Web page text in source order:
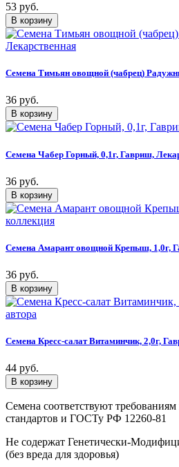
53 руб.
Семена Тимьян овощной (чабрец)
36 руб.
Семена Чабер Горный, 0,1г, Гавриш,
36 руб.
Семена Амарант овощной Крепыш, 1,0г,
36 руб.
Семена Кресс-салат Витаминчик, 2,0г,
44 руб.
Семена соответствуют
стандартов и ГОСТу РФ 12260-81
Не содержат Генетически-
(без вреда для здоровья)